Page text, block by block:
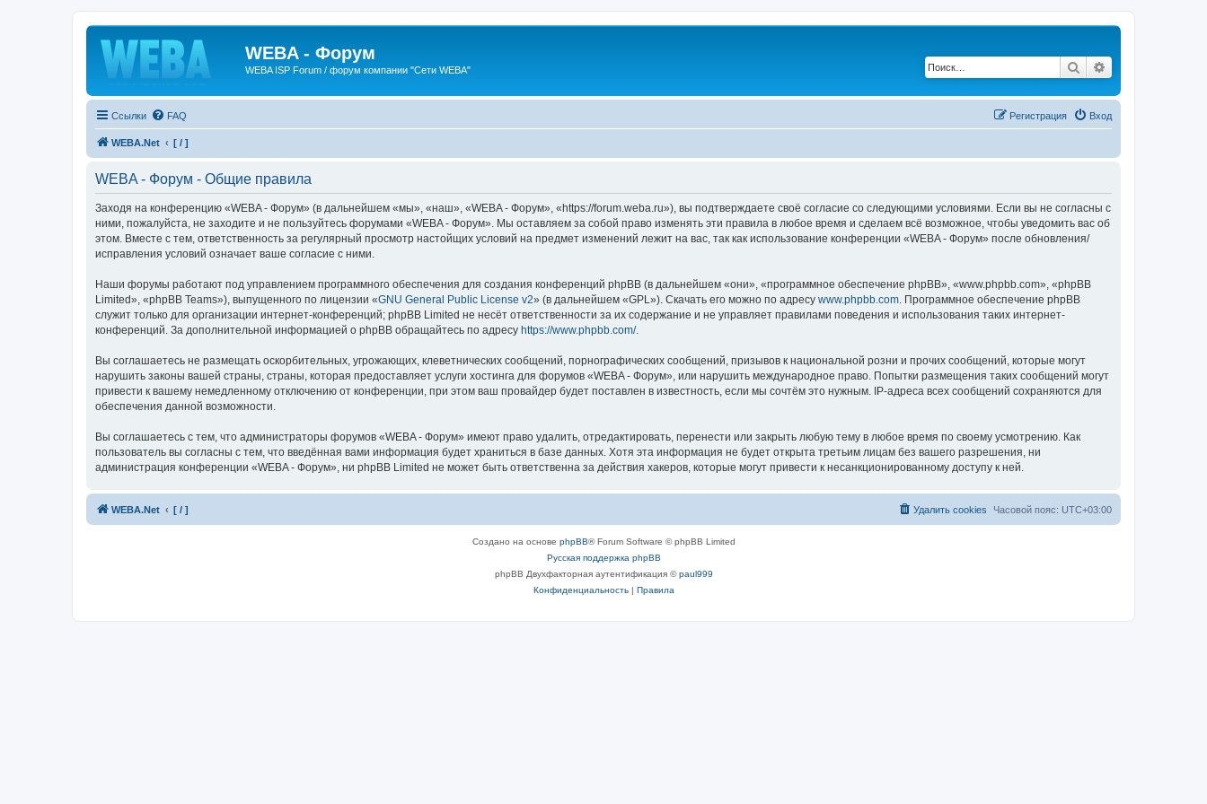
WEBA - Форум
WEBA ISP Forum / форум компании "Сети WEBA" Поиск
Ссылки FAQ Вход
Регистрация
WEBA.Net [ / ]
WEBA - Форум - Общие правила
Заходя на конференцию «WEBA - Форум» (в дальнейшем «мы», «наш», «WEBA - Форум», «https://forum.weba.ru»), вы подтверждаете своё согласие со следующими условиями. Если вы не согласны с
ними, пожалуйста, не заходите и не пользуйтесь форумами «WEBA - Форум». Мы оставляем за собой право изменять эти правила в любое время и сделаем всё возможное, чтобы уведомить вас об
этом. Вместе с тем, ответственность за регулярный просмотр настойщих условий на предмет изменений лежит на вас, так как использование конференции «WEBA - Форум» после обновления/
исправления условий означает ваше согласие с ними.
Наши форумы работают под управлением программного обеспечения для создания конференций phpBB (в дальнейшем «они», «программное обеспечение phpBB», «www.phpbb.com», «phpBB
Limited», «phpBB Teams»), выпущенного по лицензии «GNU General Public License v2» (в дальнейшем «GPL»). Скачать его можно по адресу www.phpbb.com . Программное обеспечение phpBB
служит только для организации интернет-конференций; phpBB Limited не несёт ответственности за их содержание и не управляет правилами поведения и использования таких интернет-
конференций. За дополнительной информацией о phpBB обращайтесь по адресу https://www.phpbb.com/.
Вы соглашаетесь не размещать оскорбительных, угрожающих, клеветнических сообщений, порнографических сообщений, призывов к национальной розни и прочих сообщений, которые могут
нарушить законы вашей страны, страны, которая предоставляет услуги хостинга для форумов «WEBA - Форум», или нарушить международное право. Попытки размещения таких сообщений могут
привести к вашему немедленному отключению от конференции, при этом ваш провайдер будет поставлен в известность, если мы сочтём это нужным. IP-адреса всех сообщений сохраняются для
обеспечения данной возможности.
Вы соглашаетесь с тем, что администраторы форумов «WEBA - Форум» имеют право удалить, отредактировать, перенести или закрыть любую тему в любое время по своему усмотрению. Как
пользователь вы согласны с тем, что введённая вами информация будет храниться в базе данных. Хотя эта информация не будет открыта третьим лицам без вашего разрешения, ни
администрация конференции «WEBA - Форум», ни phpBB Limited не может быть ответственна за действия хакеров, которые могут привести к несанкционированному доступу к ней.
WEBA.Net [ / ] Часовой пояс: UTC+03:00
Удалить cookies
Создано на основе phpBB® Forum Software © phpBB Limited
Русская поддержка phpBB
phpBB Двухфакторная аутентификация ©paul999
Конфиденциальность| Правила